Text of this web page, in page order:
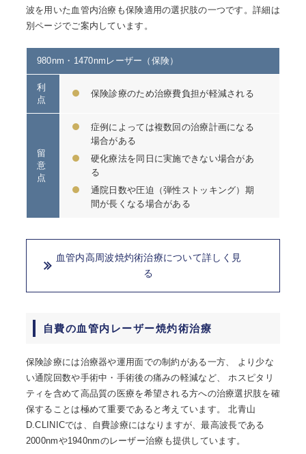
波を用いた血管内治療も保険適用の選択肢の一つです。詳細は
別ページでご案内しています。
980nm・1470nmレーザー（保険）
利
点
保険診療のため治療費負担が軽減される
留
意
点
症例によっては複数回の治療計画になる
場合がある
硬化療法を同日に実施できない場合があ
る
通院日数や圧迫（弾性ストッキング）期
間が長くなる場合がある
血管内高周波焼灼術治療について詳しく見
る
自費の血管内レーザー焼灼術治療
保険診療には治療器や運用面での制約がある一方、 より少な
い通院回数や手術中・手術後の痛みの軽減など、 ホスピタリ
ティを含めて高品質の医療を希望される方への治療選択肢を確
保することは極めて重要であると考えています。 北青山
D.CLINICでは、自費診療にはなりますが、最高波長である
2000nmや1940nmのレーザー治療も提供しています。